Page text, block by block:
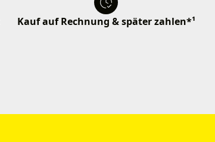
Kauf auf Rechnung & später zahlen*¹